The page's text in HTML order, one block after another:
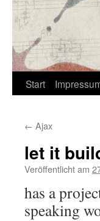
Start
← Ajax
let it
Veröffentlicht am
has a
speaking